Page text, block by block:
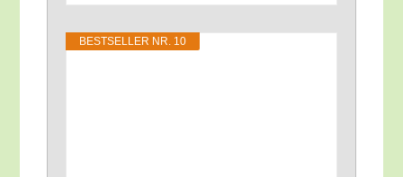
BEST­SEL­LER NR. 10